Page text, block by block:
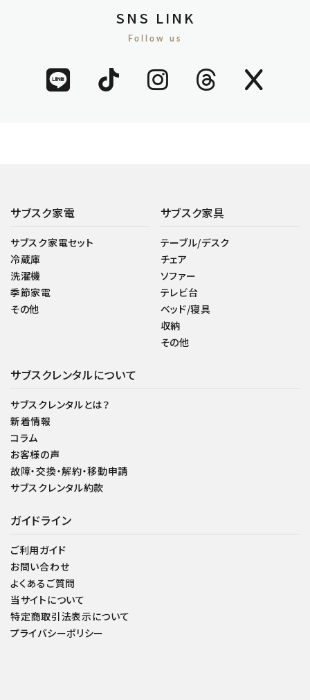
SNS LINK
Follow us
サブスク家電
サブスク家電セット
冷蔵庫
洗濯機
季節家電
その他
サブスク家具
テーブル/デスク
チェア
ソファー
テレビ台
ベッド/寝具
収納
その他
サブスクレンタルについて
サブスクレンタルとは？
新着情報
コラム
お客様の声
故障・交換・解約・移動申請
サブスクレンタル約款
ガイドライン
ご利用ガイド
お問い合わせ
よくあるご質問
当サイトについて
特定商取引法表示について
プライバシーポリシー